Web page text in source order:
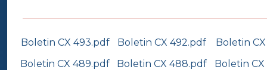
Boletin CX 493.pdf Boletin CX 492.pdf
Boletin
Boletin CX 489.pdf
Boletin CX 488.pdf
Boletin